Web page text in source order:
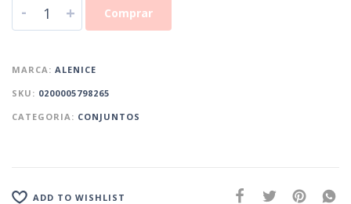
- + Comprar
MARCA: ALENICE
SKU: 0200005798265
CATEGORIA: CONJUNTOS
ADD TO WISHLIST